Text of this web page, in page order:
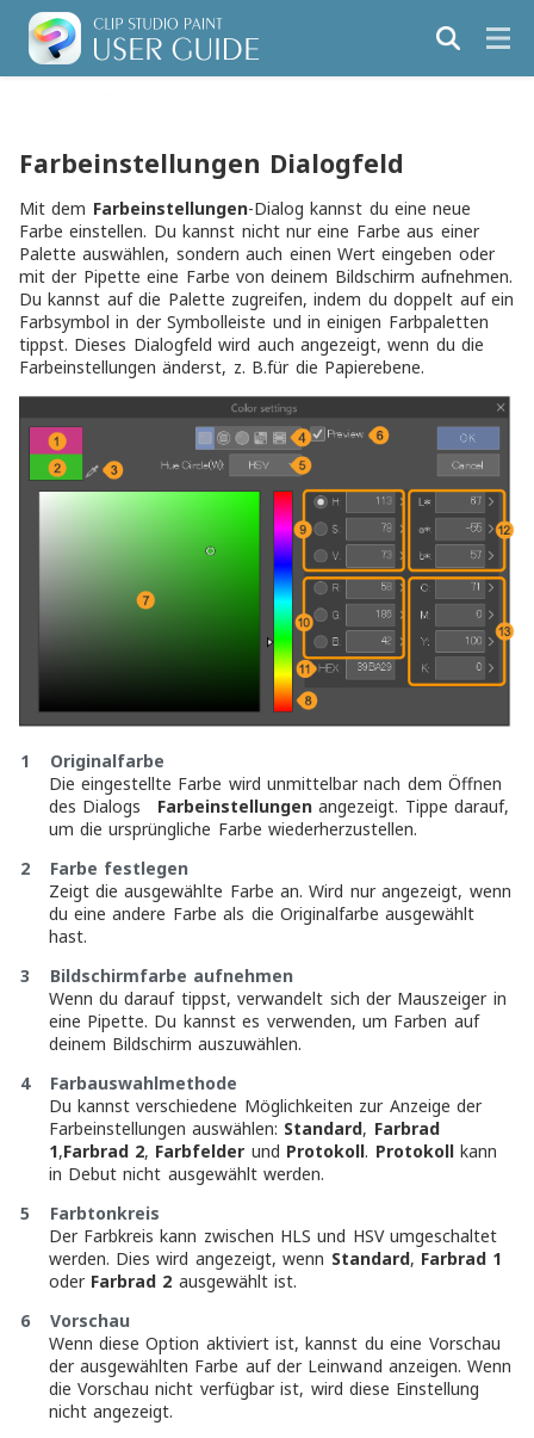
Farbeinstellungen Dialogfeld
Mit dem Farbeinstellungen-Dialog kannst du eine neue
Farbe einstellen. Du kannst nicht nur eine Farbe aus einer
Palette auswählen, sondern auch einen Wert eingeben oder
mit der Pipette eine Farbe von deinem Bildschirm aufnehmen.
Du kannst auf die Palette zugreifen, indem du doppelt auf ein
Farbsymbol in der Symbolleiste und in einigen Farbpaletten
tippst. Dieses Dialogfeld wird auch angezeigt, wenn du die
Farbeinstellungen änderst, z. B.für die Papierebene.
1 Originalfarbe
Die eingestellte Farbe wird unmittelbar nach dem Öffnen
des Dialogs Farbeinstellungenangezeigt. Tippe darauf,
um die ursprüngliche Farbe wiederherzustellen.
2 Farbe festlegen
Zeigt die ausgewählte Farbe an. Wird nur angezeigt, wenn
du eine andere Farbe als die Originalfarbe ausgewählt
hast.
3 Bildschirmfarbe aufnehmen
Wenn du darauf tippst, verwandelt sich der Mauszeiger in
eine Pipette. Du kannst es verwenden, um Farben auf
deinem Bildschirm auszuwählen.
4 Farbauswahlmethode
Du kannst verschiedene Möglichkeiten zur Anzeige der
Farbeinstellungen auswählen: Standard, Farbrad
1,Farbrad 2, Farbfelder und Protokoll. Protokollkann
in Debut nicht ausgewählt werden.
5 Farbtonkreis
Der Farbkreis kann zwischen HLS und HSV umgeschaltet
werden. Dies wird angezeigt, wenn Standard, Farbrad 1
oder Farbrad 2 ausgewählt ist.
6 Vorschau
Wenn diese Option aktiviert ist, kannst du eine Vorschau
der ausgewählten Farbe auf der Leinwand anzeigen. Wenn
die Vorschau nicht verfügbar ist, wird diese Einstellung
nicht angezeigt.